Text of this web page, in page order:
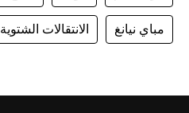
مباي نيانغ الانتقالات الشتوية